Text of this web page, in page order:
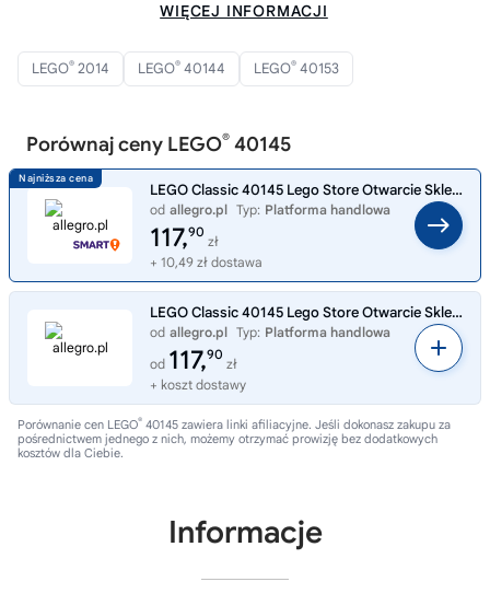
WIĘCEJ INFORMACJI
LEGO® 2014 LEGO® 40144 LEGO® 40153
Porównaj ceny LEGO® 40145
LEGO Classic 40145 Lego Store Otwarcie Sklepu
od allegro.pl Typ: Platforma handlowa
117,90
zł
+ 10,49 zł dostawa
LEGO Classic 40145 Lego Store Otwarcie Sklepu
od allegro.pl Typ: Platforma handlowa
od 117,90
zł
+ koszt dostawy
Porównanie cen LEGO® 40145 zawiera linki afiliacyjne. Jeśli dokonasz zakupu za
pośrednictwem jednego z nich, możemy otrzymać prowizję bez dodatkowych
kosztów dla Ciebie.
Informacje